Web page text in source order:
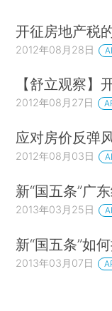
开征房地产税
2012年08月28日
【舒立观察】
2012年08月27日
应对房价反弹
2012年08月03日
新“国五条”广
2013年03月25日
新“国五条”如
2013年03月07日